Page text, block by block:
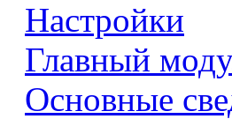
Настройки
Главный
Основные